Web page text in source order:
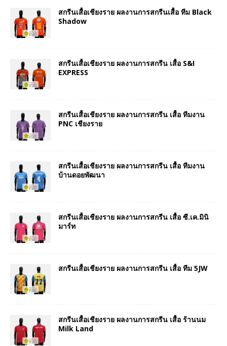
สกรีนเสื้อเชียงราย ผลงานการสกรีนเสื้อ ทีม Black
Shadow
สกรีนเสื้อเชียงราย ผลงานการสกรีน เสื้อ S&I
EXPRESS
สกรีนเสื้อเชียงราย ผลงานการสกรีน เสื้อ ทีมงาน
PNC เชียงราย
สกรีนเสื้อเชียงราย ผลงานการสกรีน เสื้อ ทีมงาน
บ้านดอยพัฒนา
สกรีนเสื้อเชียงราย ผลงานการสกรีน เสื้อ ซี.เค.มินิ
มาร์ท
สกรีนเสื้อเชียงราย ผลงานการสกรีน เสื้อ ทีม 5JW
สกรีนเสื้อเชียงราย ผลงานการสกรีน เสื้อ ร้านนม
Milk Land